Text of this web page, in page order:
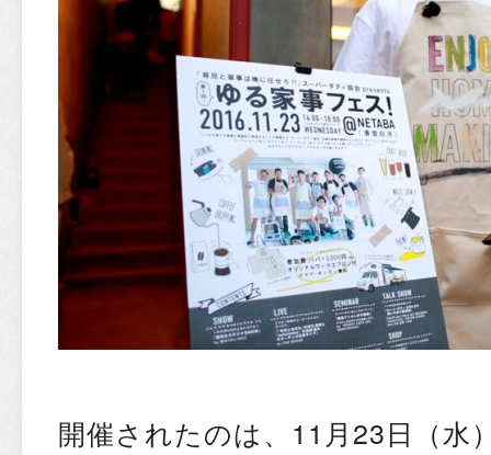
開催されたのは、11月23日（水